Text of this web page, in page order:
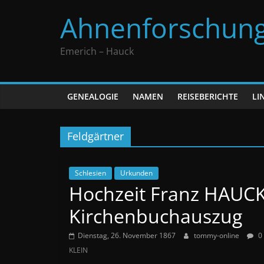
Emerich – Hauck
GENEALOGIE NAMEN REISEBERICHTE
Feldgärtner
Schlesien Urkunden
Hochzeit Franz
Kirchenbuchauszug
Dienstag, 26. November 1867 tommy-online 0
KLEIN